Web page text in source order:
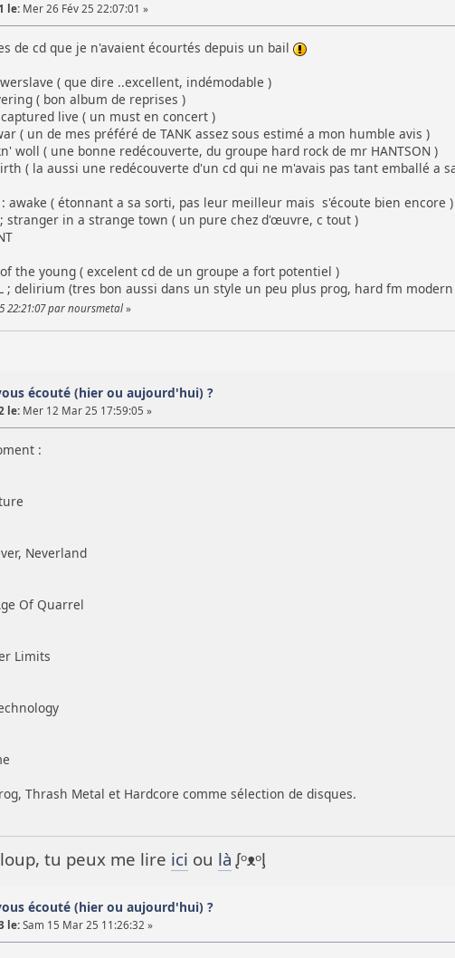
le: Mer 26 Fév 25 22:07:01 »
de cd que je n'avaient écourtés depuis un bail
( que dire ..excellent, indémodable )
( bon album de reprises )
captured live ( un must en concert )
( un de mes préféré de TANK assez sous estimé a mon humble avis )
woll ( une bonne redécouverte, du groupe hard rock de mr HANTSON )
( la aussi une redécouverte d'un cd qui ne m'avais pas tant emballé a
: awake ( étonnant a sa sorti, pas leur meilleur mais s'écoute bien encore )
; stranger in a strange town ( un pure chez d'œuvre, c tout )
of the young ( excelent cd de un groupe a fort potentiel )
; delirium (tres bon aussi dans un style un peu plus prog, hard fm
22:21:07 par noursmetal»
écouté (hier ou aujourd'hui) ?
le: Mer 12 Mar 25 17:59:05 »
:
Neverland
Of Quarrel
Limits
Thrash Metal et Hardcore comme sélection de disques.
loup, tu peux me lire ici ou là ᶘᵒᴥᵒᶅ
écouté (hier ou aujourd'hui) ?
le: Sam 15 Mar 25 11:26:32 »